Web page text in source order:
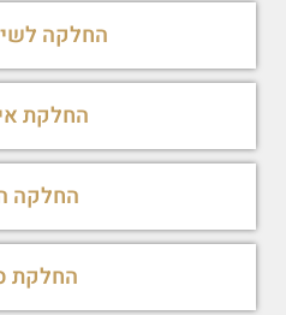
החלקה
החלקת
החלקה
החלקת